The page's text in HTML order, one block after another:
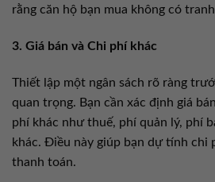
rằng căn hộ bạn mua không có
3. Giá bán và Chi phí khác
Thiết lập một ngân sách rõ ràng
quan trọng. Bạn cần xác định giá
phí khác như thuế, phí quản lý, phí
khác. Điều này giúp bạn dự tính chi
thanh toán.